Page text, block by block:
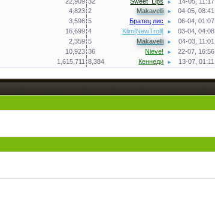
►
4,823 2 Makavelli ► 04-05, 08:41
3,596 5 Братец лис ► 06-04, 01:07
16,699 4 Klim[NewTroll] ► 03-04, 04:08
2,359 5 Makavelli ► 04-03, 11:01
10,923 36 Nieve! ► 22-07, 16:56
1,615,711 8,384 Кеннеди ► 13-07, 01:11